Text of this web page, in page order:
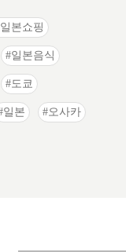
일본쇼핑
일본음식
도쿄
일본 오사카